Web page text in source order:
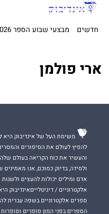
חדשים מבצעי שבוע הספר 2026
ארי פולמן
משימת העל של אינדיבוק
להפיץ לעולם את הסיפורים
והעשיר את כוח הקריאה בעולם
ולמידה, בדיוק כמוכם, אנו
אדם ומילים יכולות להעצים
אלקטרוניים /
ספרים אלקטרוניים בשפה עברית
הספרים בפני המון סופרים